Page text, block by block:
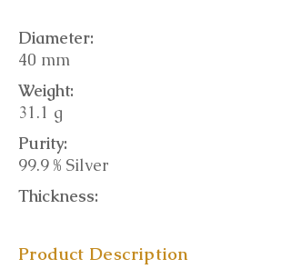
Diameter:
40 mm
Weight:
31.1 g
Purity:
99.9 % Silver
Thickness:
Product Description